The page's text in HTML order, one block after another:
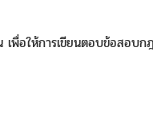
พื่อให้การเขียนตอบข้อสอบ